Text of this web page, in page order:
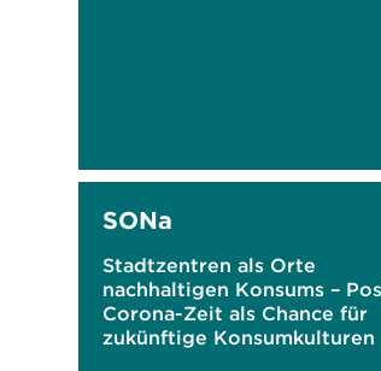
SONa
Stadtzentren als Orte
nachhaltigen Konsums –
Corona-Zeit als Chance für
zukünftige Konsumkulturen